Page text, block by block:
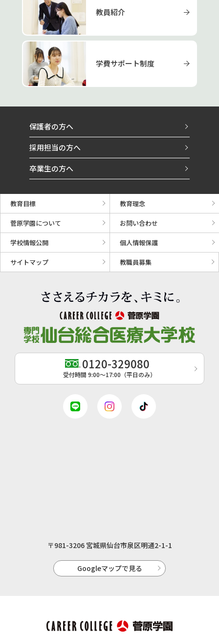
教員紹介
学費サポート制度
保護者の方へ
採用担当の方へ
卒業生の方へ
教育目標 教育理念
菅原学園について お問い合わせ
学校情報公開 個人情報保護
サイトマップ 教職員募集
0120-329080
受付時間 9:00〜17:00（平日のみ）
〒981-3206 宮城県仙台市泉区明通2-1-1
Googleマップで見る